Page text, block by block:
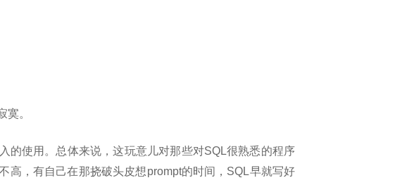
寞。
的使用。总体来说，这玩意儿对那些对SQL很熟悉的程序
高，有自己在那挠破头皮想prompt的时间，SQL早就写好